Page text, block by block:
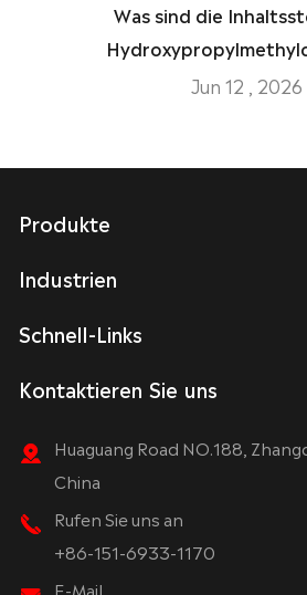
Was sind die
Jun 12 , 2026
Produkte
Industrien
Schnell-Links
Kontaktieren Sie uns
Huaguang Road NO.188,
China
Rufen Sie uns an
+86-151-6933-1170
E-Mail